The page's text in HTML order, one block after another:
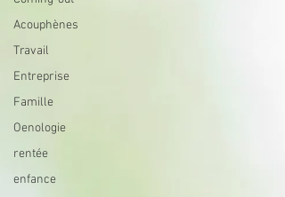
Acouphènes
Travail
Entreprise
Famille
Oenologie
rentée
enfance